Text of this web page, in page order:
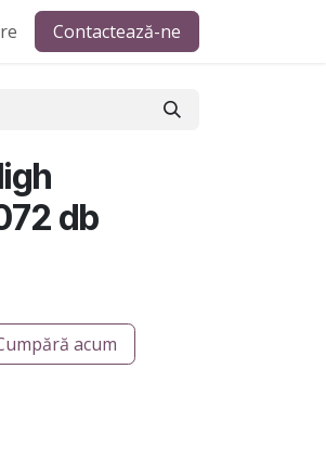
Contactează-ne
db
acum